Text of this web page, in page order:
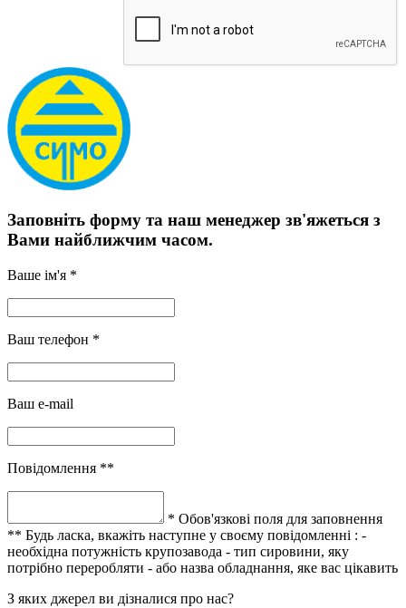
Заповніть форму та наш менеджер зв'яжеться з
Вами найближчим часом.
Ваше ім'я *
Ваш телефон *
Ваш e-mail
Повідомлення **
* Обов'язкові поля для заповнення
** Будь ласка, вкажіть наступне у своєму повідомленні : -
необхідна потужність крупозавода - тип сировини, яку
потрібно переробляти - або назва обладнання, яке вас цікавить
З яких джерел ви дізналися про нас?